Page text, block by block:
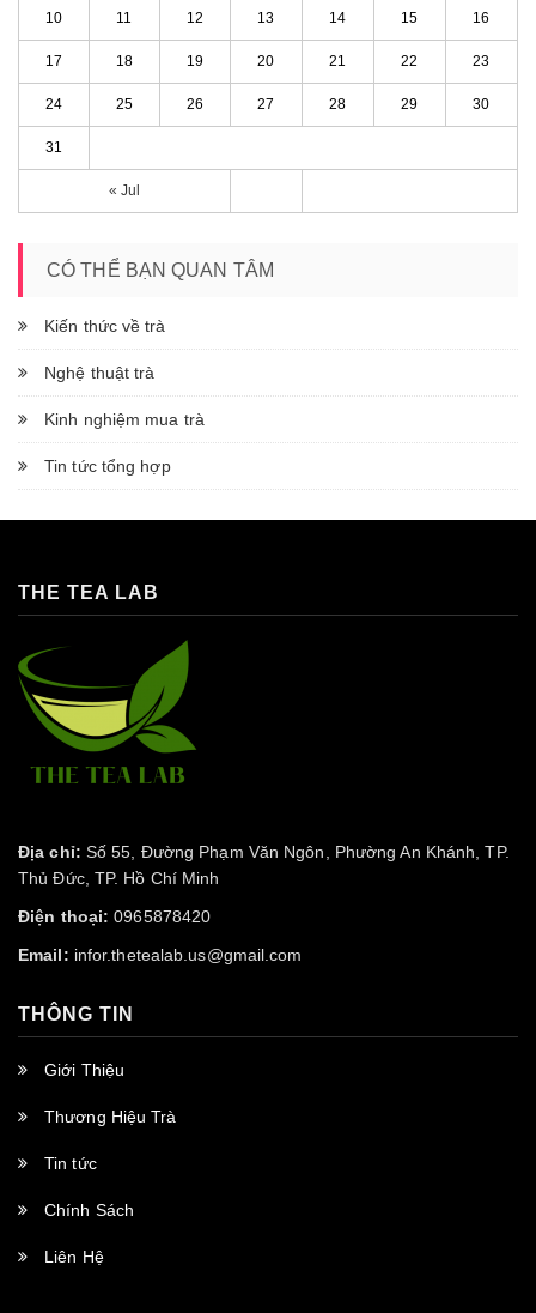
« Jul
10 11 12 13 14 15 16
17 18 19 20 21 22 23
24 25 26 27 28 29 30
31
CÓ THỂ BẠN QUAN TÂM
Kiến thức về trà
Nghệ thuật trà
Kinh nghiệm mua trà
Tin tức tổng hợp
THE TEA LAB
Địa chỉ: Số 55, Đường Phạm Văn Ngôn, Phường An Khánh, TP.
Thủ Đức, TP. Hồ Chí Minh
Điện thoại: 0965878420
Email: infor.thetealab.us@gmail.com
THÔNG TIN
Giới Thiệu
Thương Hiệu Trà
Tin tức
Chính Sách
Liên Hệ